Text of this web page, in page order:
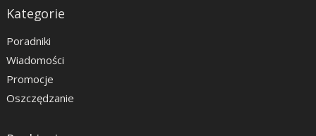
Kategorie
Poradniki
Wiadomości
Promocje
Oszczędzanie